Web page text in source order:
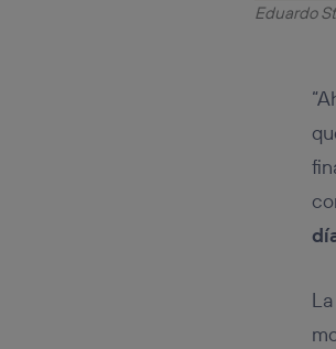
Eduardo
La